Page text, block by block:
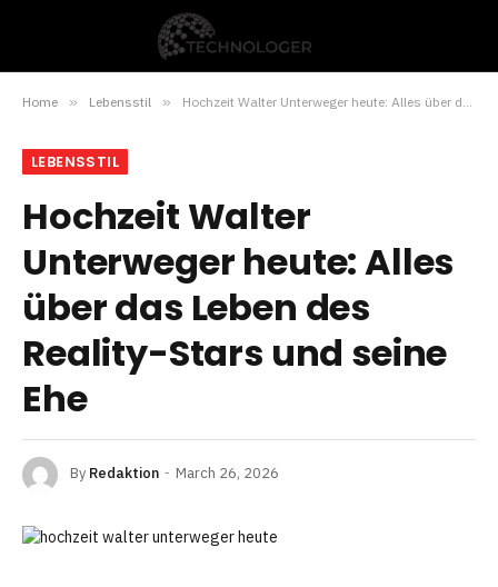
Home » Lebensstil » Hochzeit Walter Unterweger heute: Alles über das Leben des Reality-Stars und seine Ehe
LEBENSSTIL
Hochzeit Walter
Unterweger heute: Alles
über das Leben des
Reality-Stars und seine
Ehe
By Redaktion March 26, 2026